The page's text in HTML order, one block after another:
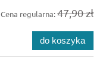
Cena regularna:47,90 zł
do koszyka